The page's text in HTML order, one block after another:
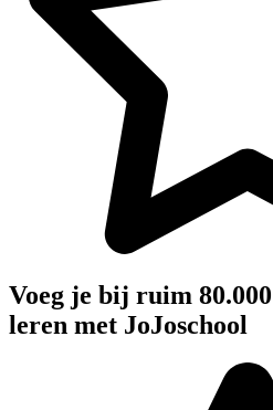
Voeg je bij ruim
leren met JoJoschool